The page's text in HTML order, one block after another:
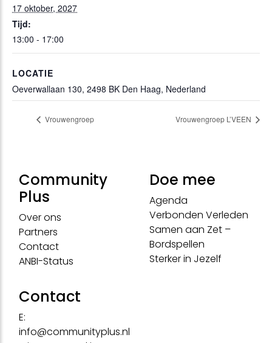
17 oktober, 2027
Tijd:
13:00 - 17:00
LOCATIE
Oeverwallaan 130, 2498 BK Den Haag, Nederland
Vrouwengroep Vrouwengroep L’VEEN
Community
Plus
Over ons
Partners
Contact
ANBI-Status
Doe mee
Agenda
Verbonden Verleden
Samen aan Zet –
Bordspellen
Sterker in Jezelf
Contact
E:
info@communityplus.nl